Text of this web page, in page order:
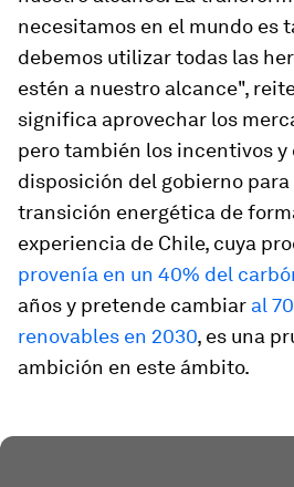
necesitamos en el mundo es
debemos utilizar todas las
estén a nuestro alcance",
significa aprovechar los
pero también los incentivos y
disposición del gobierno
transición energética de
experiencia de Chile, cuya
provenía en un 40% del
años y pretende cambiar al
renovables en 2030, es una
ambición en este ámbito.